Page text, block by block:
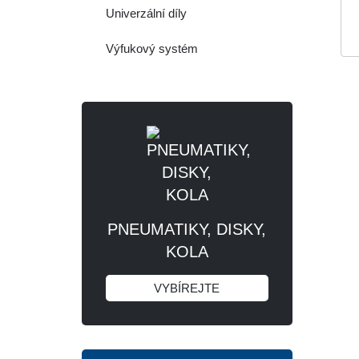
Univerzální díly
Výfukový systém
PNEUMATIKY, DISKY,
KOLA
VYBÍREJTE